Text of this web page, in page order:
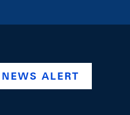
company/swiss-
ALERT